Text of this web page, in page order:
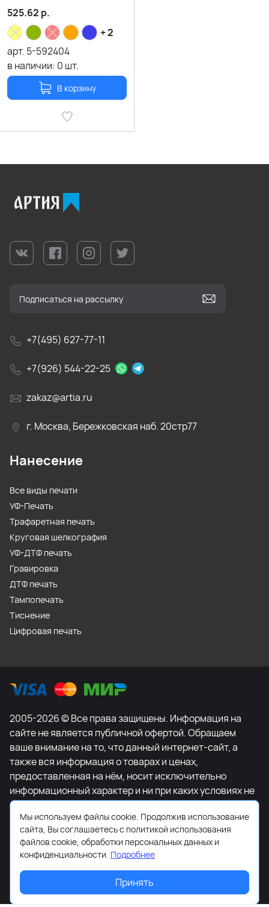
525.62 р.
+ 2
арт. 5-592404
в наличии: 0 шт.
В корзину
+7(495) 627-77-11
+7(926) 544-22-25
zakaz@artia.ru
г. Москва, Бережковская наб. 20стр77
Нанесение
Все виды печати
УФ-Печать
Трафаретная печать
Круговая шелкография
УФ-ДТФ печать
Гравировка
ДТФ печать
Тампопечать
Тиснение
Цифровая печать
2005-2026 © Все права защищены. Информация на
сайте не является публичной офертой. Обращаем
ваше внимание на то, что данный интернет-сайт, а
также вся информация о товарах и ценах,
предоставленная на нём, носит исключительно
информационный характер и ни при каких условиях не
является публичной офертой, определяемой
положениями Статьи 437 Гражданского кодекса
Российской Федерации. Для получения подробной
информации о наличии и стоимости указанных
товаров и (или) услуг, пожалуйста, обращайтесь к
менеджеру сайта с помощью специальной формы
связи или по телефону +7-495-627-77-11.
Мы используем файлы cookie. Продолжив использование
сайта, Вы соглашаетесь с политикой использования
файлов cookie, обработки персональных данных и
конфиденциальности. Подробнее
Принять